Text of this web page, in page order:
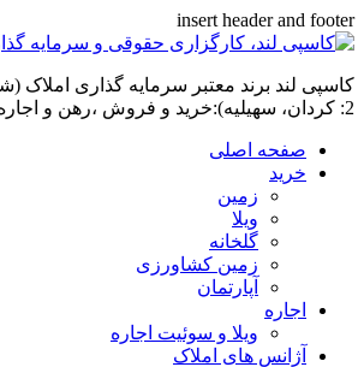
insert header and footer
2: کردان، سهیلیه):خرید و فروش ،رهن و اجاره
صفحه اصلی
خرید
زمین
ویلا
گلخانه
زمین کشاورزی
آپارتمان
اجاره
ویلا و سوئیت اجاره
آژانس های املاک